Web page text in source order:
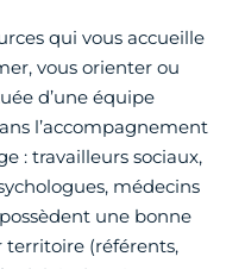
qui vous accueille
vous orienter ou
d’une équipe
l’accompagnement
: travailleurs sociaux,
médecins
une bonne
territoire (référents,